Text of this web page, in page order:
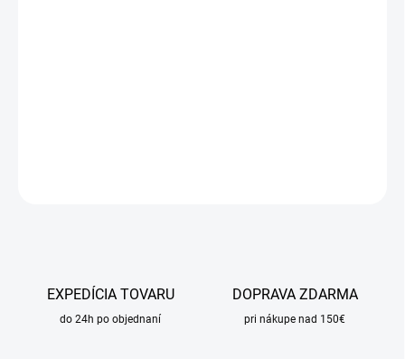
EXPEDÍCIA TOVARU
do 24h po objednaní
DOPRAVA ZDARMA
pri nákupe nad 150€